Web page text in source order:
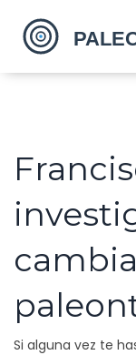
Si alguna vez te